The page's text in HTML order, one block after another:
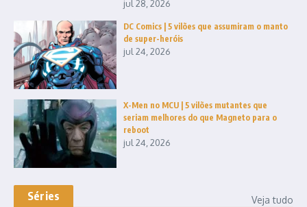
jul 28, 2026
DC Comics | 5 vilões que assumiram o manto
de super-heróis
jul 24, 2026
X-Men no MCU | 5 vilões mutantes que
seriam melhores do que Magneto para o
reboot
jul 24, 2026
Séries Veja tudo